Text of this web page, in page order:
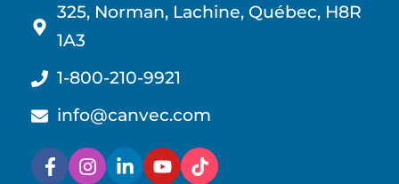
325, Norman, Lachine, Québec, H8R
1A3
1-800-210-9921
info@canvec.com